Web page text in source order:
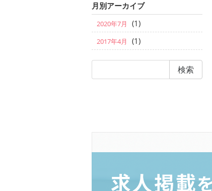
月別アーカイブ
2020年7月 (1)
2017年4月 (1)